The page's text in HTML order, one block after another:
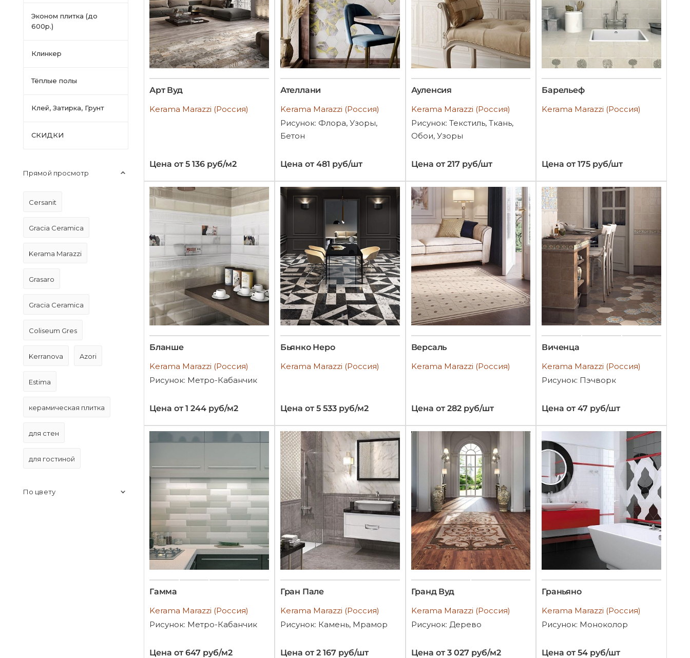
Эконом плитка (до
600р.)
Клинкер
Тёплые полы
Клей, Затирка, Грунт
СКИДКИ
Прямой просмотр
Cersanit
Gracia Ceramica
Kerama Marazzi
Grasaro
Gracia Ceramica
Coliseum Gres
Kerranova Azori
Estima
керамическая плитка
для стен
для гостиной
По цвету
Арт Вуд
Kerama Marazzi (Россия)
Цена от 5 136 руб/м2
Ателлани
Kerama Marazzi (Россия)
Рисунок: Флора, Узоры,
Бетон
Цена от 481 руб/шт
Ауленсия
Kerama Marazzi (Россия)
Рисунок: Текстиль, Ткань,
Обои, Узоры
Цена от 217 руб/шт
Барельеф
Kerama Marazzi (Россия)
Цена от 175 руб/шт
Бланше
Kerama Marazzi (Россия)
Рисунок: Метро-Кабанчик
Цена от 1 244 руб/м2
Бьянко Неро
Kerama Marazzi (Россия)
Цена от 5 533 руб/м2
Версаль
Kerama Marazzi (Россия)
Цена от 282 руб/шт
Виченца
Kerama Marazzi (Россия)
Рисунок: Пэчворк
Цена от 47 руб/шт
Гамма
Kerama Marazzi (Россия)
Рисунок: Метро-Кабанчик
Цена от 647 руб/м2
Гран Пале
Kerama Marazzi (Россия)
Рисунок: Камень, Мрамор
Цена от 2 167 руб/шт
Гранд Вуд
Kerama Marazzi (Россия)
Рисунок: Дерево
Цена от 3 027 руб/м2
Граньяно
Kerama Marazzi (Россия)
Рисунок: Моноколор
Цена от 54 руб/шт